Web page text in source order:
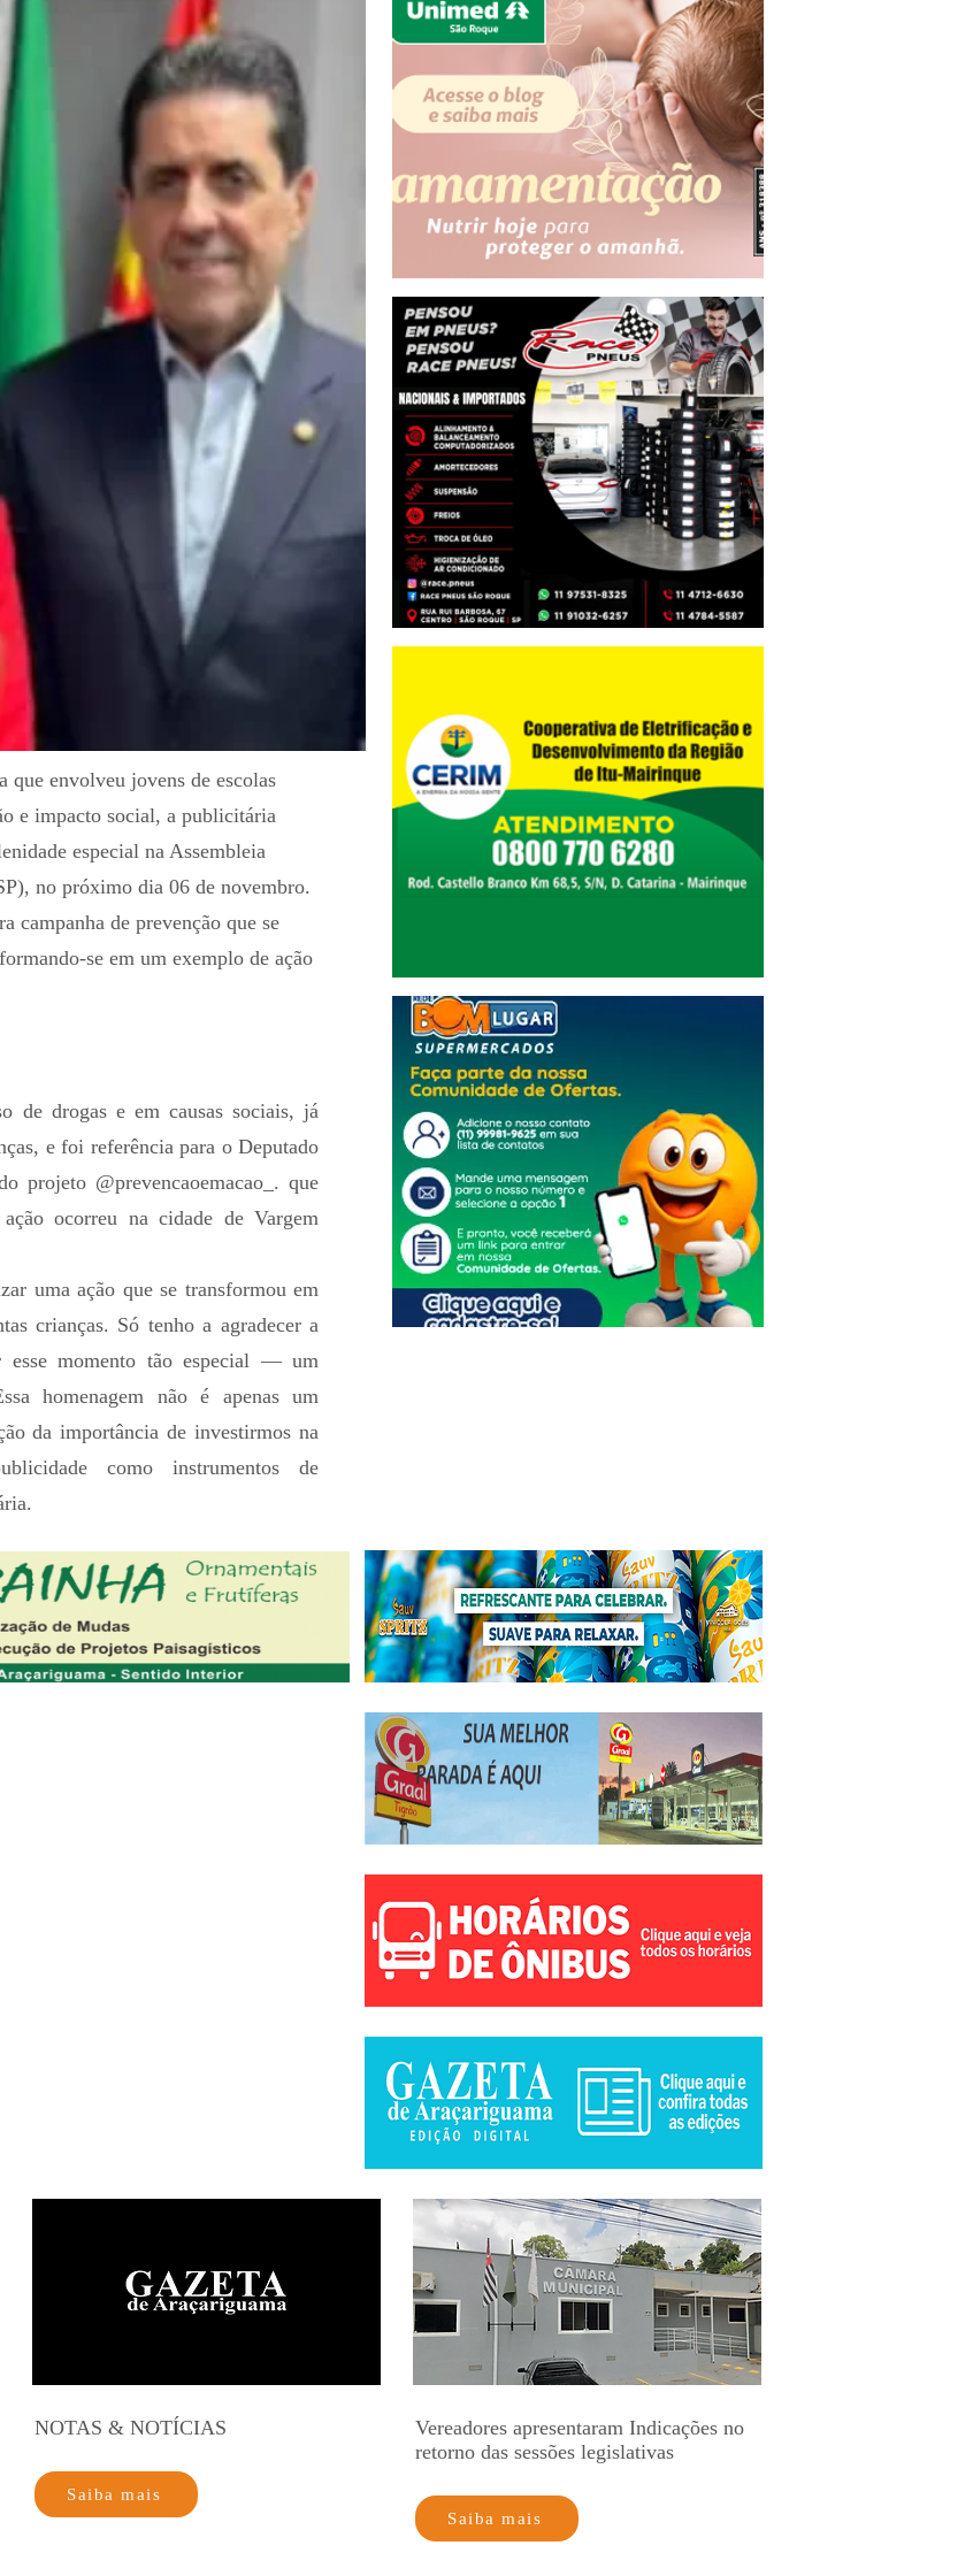
que envolveu jovens de escolas
e impacto social, a publicitária
especial na Assembleia
no próximo dia 06 de novembro.
campanha de prevenção que se
se em um exemplo de ação
de drogas e em causas sociais, já
e foi referência para o Deputado
projeto @prevencaoemacao_. que
ocorreu na cidade de Vargem
uma ação que se transformou em
crianças. Só tenho a agradecer a
esse momento tão especial — um
homenagem não é apenas um
da importância de investirmos na
como instrumentos de
NOTAS & NOTÍCIAS
Saiba mais
Vereadores apresentaram Indicações no
retorno das sessões legislativas
Saiba mais